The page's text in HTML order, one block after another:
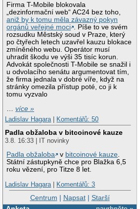
Firma T-Mobile blokovala
„dezinformační web“ AC24 bez toho,
aniž by k tomu měla závazný pokyn
orgánů veřejné moci
. Píše to ve svém
rozsudku Městský soud v Praze, který
po čtyřech letech uzavřel kauzu blokace
zmíněného webu. Operátor musí
uhradit škodu ve výši 35 tisíc korun.
Advokát společnosti T-Mobile se snažil i
u odvolacího senátu argumentovat tím,
že firma jednala v dobré víře, když na
stránky omezila přístup poté, co ji k
tomu vyzvalo
…více »
Ladislav Hagara| Komentářů: 50
Padla obžaloba v bitcoinové kauze
3.8. 16:33 | IT novinky
Padla obžaloba
v bitcoinové kauze.
Státní zástupkyně chce pro Blažka 6,5
roku vězení, pro Titze 8 let.
Ladislav Hagara| Komentářů: 3
Centrum | Napsat| Starší